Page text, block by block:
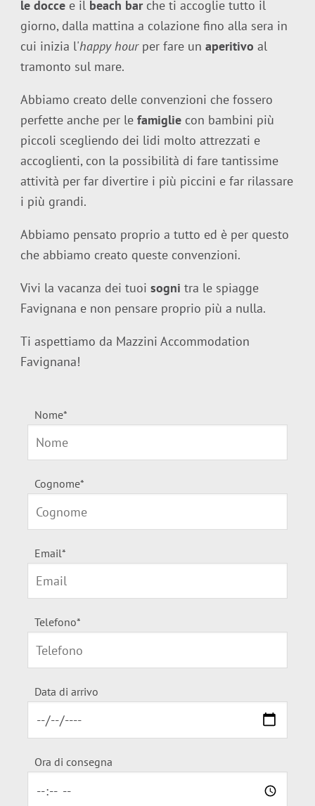
le docce e il beach barche ti accoglie tutto il
giorno, dalla mattina a colazione fino alla sera in
cui inizia l'happy hourper fare unaperitivo al
tramonto sul mare.
Abbiamo creato delle convenzioni che fossero
perfette anche per lefamiglie con bambini più
piccoli scegliendo dei lidi molto attrezzati e
accoglienti, con la possibilità di fare tantissime
attività per far divertire i più piccini e far rilassare
i più grandi.
Abbiamo pensato proprio a tutto ed è per questo
che abbiamo creato queste convenzioni.
Vivi la vacanza dei tuoisogni tra le spiagge
Favignana e non pensare proprio più a nulla.
Ti aspettiamo da Mazzini Accommodation
Favignana!
Nome
Cognome
Email
Telefono
Data di arrivo
Ora di consegna